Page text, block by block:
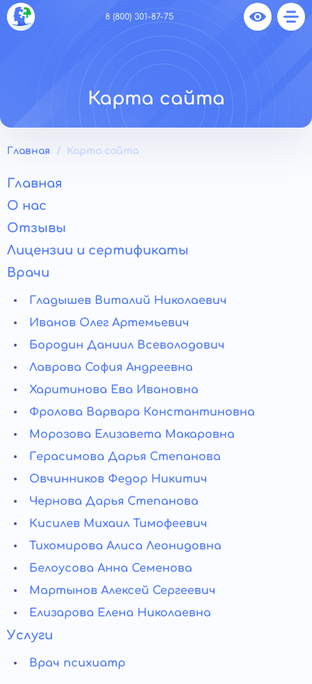
8 (800) 301-87-75
Карта сайта
Главная Карта сайта
Главная
О нас
Отзывы
Лицензии и сертификаты
Врачи
Гладышев Виталий Николаевич
Иванов Олег Артемьевич
Бородин Даниил Всеволодович
Лаврова София Андреевна
Харитинова Ева Ивановна
Фролова Варвара Константиновна
Морозова Елизавета Макаровна
Герасимова Дарья Степанова
Овчинников Федор Никитич
Чернова Дарья Степанова
Кисилев Михаил Тимофеевич
Тихомирова Алиса Леонидовна
Белоусова Анна Семенова
Мартынов Алексей Сергеевич
Елизарова Елена Николаевна
Услуги
Врач психиатр